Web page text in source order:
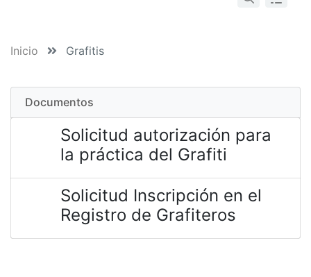
Inicio Grafitis
Documentos
Solicitud autorización para
la práctica del Grafiti
Solicitud Inscripción en el
Registro de Grafiteros